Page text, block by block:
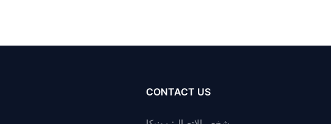
CONTACT US